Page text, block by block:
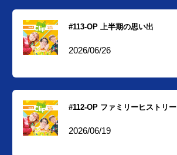
#113-OP 上半期の思い出
2026/06/26
#112-OP ファミリーヒストリー
2026/06/19